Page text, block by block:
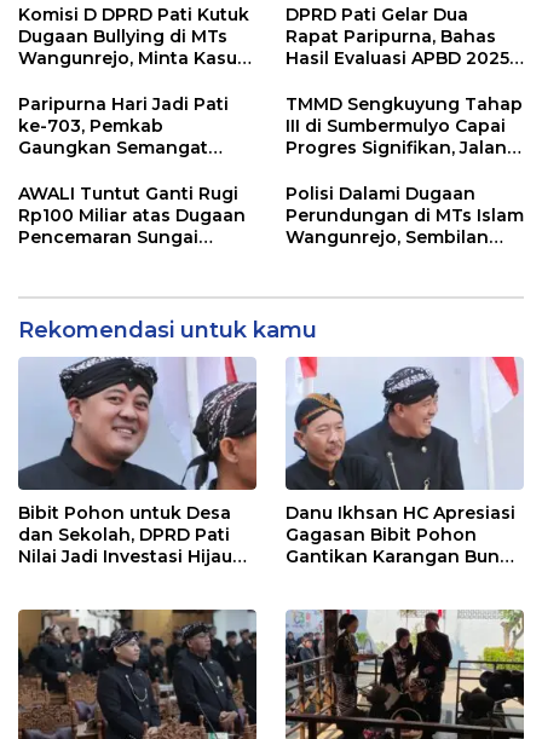
Masyarakat Pati
Pelayanan Publik
Berkualitas
Komisi D DPRD Pati Kutuk
Dugaan Bullying di MTs
Wangunrejo, Minta Kasus
DPRD Pati Gelar Dua
Rapat Paripurna, Bahas
Hasil Evaluasi APBD 2025
2026
Paripurna Hari Jadi Pati
ke-703, Pemkab
Gaungkan Semangat
Mbangun Kamajengan”
TMMD Sengkuyung Tahap
III di Sumbermulyo Capai
Progres Signifikan, Jalan
Persen
AWALI Tuntut Ganti Rugi
Rp100 Miliar atas Dugaan
Pencemaran Sungai
Polisi Dalami Dugaan
Perundungan di MTs Islam
Wangunrejo, Sembilan
Rekomendasi untuk kamu
Bibit Pohon untuk Desa
dan Sekolah, DPRD Pati
Nilai Jadi Investasi Hijau
Danu Ikhsan HC Apresiasi
Gagasan Bibit Pohon
Gantikan Karangan Bunga